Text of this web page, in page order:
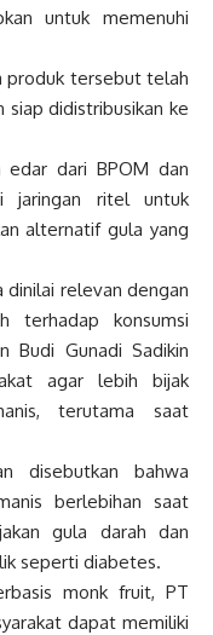
untuk memenuhi
produk tersebut telah
didistribusikan ke
edar dari BPOM dan
jaringan ritel untuk
alternatif gula yang
dinilai relevan dengan
terhadap konsumsi
Budi Gunadi Sadikin
agar lebih bijak
terutama saat
disebutkan bahwa
berlebihan saat
gula darah dan
seperti diabetes.
monk fruit, PT
dapat memiliki